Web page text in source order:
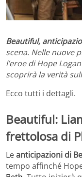
Beautiful,
scena. Nelle nuove
l’eroe di Hope
scoprirà la verità
Ecco tutti i dettagli.
Beautiful:
frettolosa di
Leanticipazioni di
tempo affinché